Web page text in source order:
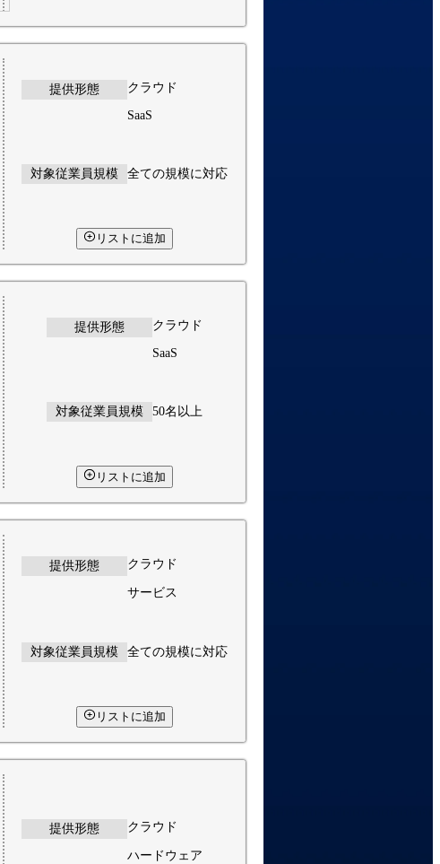
提供形態 クラウド
SaaS
対象従業員規模 全ての規模に対応
リストに追加
提供形態 クラウド
SaaS
対象従業員規模 50名以上
リストに追加
提供形態 クラウド
サービス
対象従業員規模 全ての規模に対応
リストに追加
提供形態 クラウド
ハードウェア